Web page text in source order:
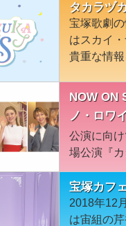
タカラヅ
宝塚歌劇
はスカイ
貴重な情報
NOW ON
ノ・ロワ
公演に向
場公演『
宝塚カフ
2018年12
は宙組の芹